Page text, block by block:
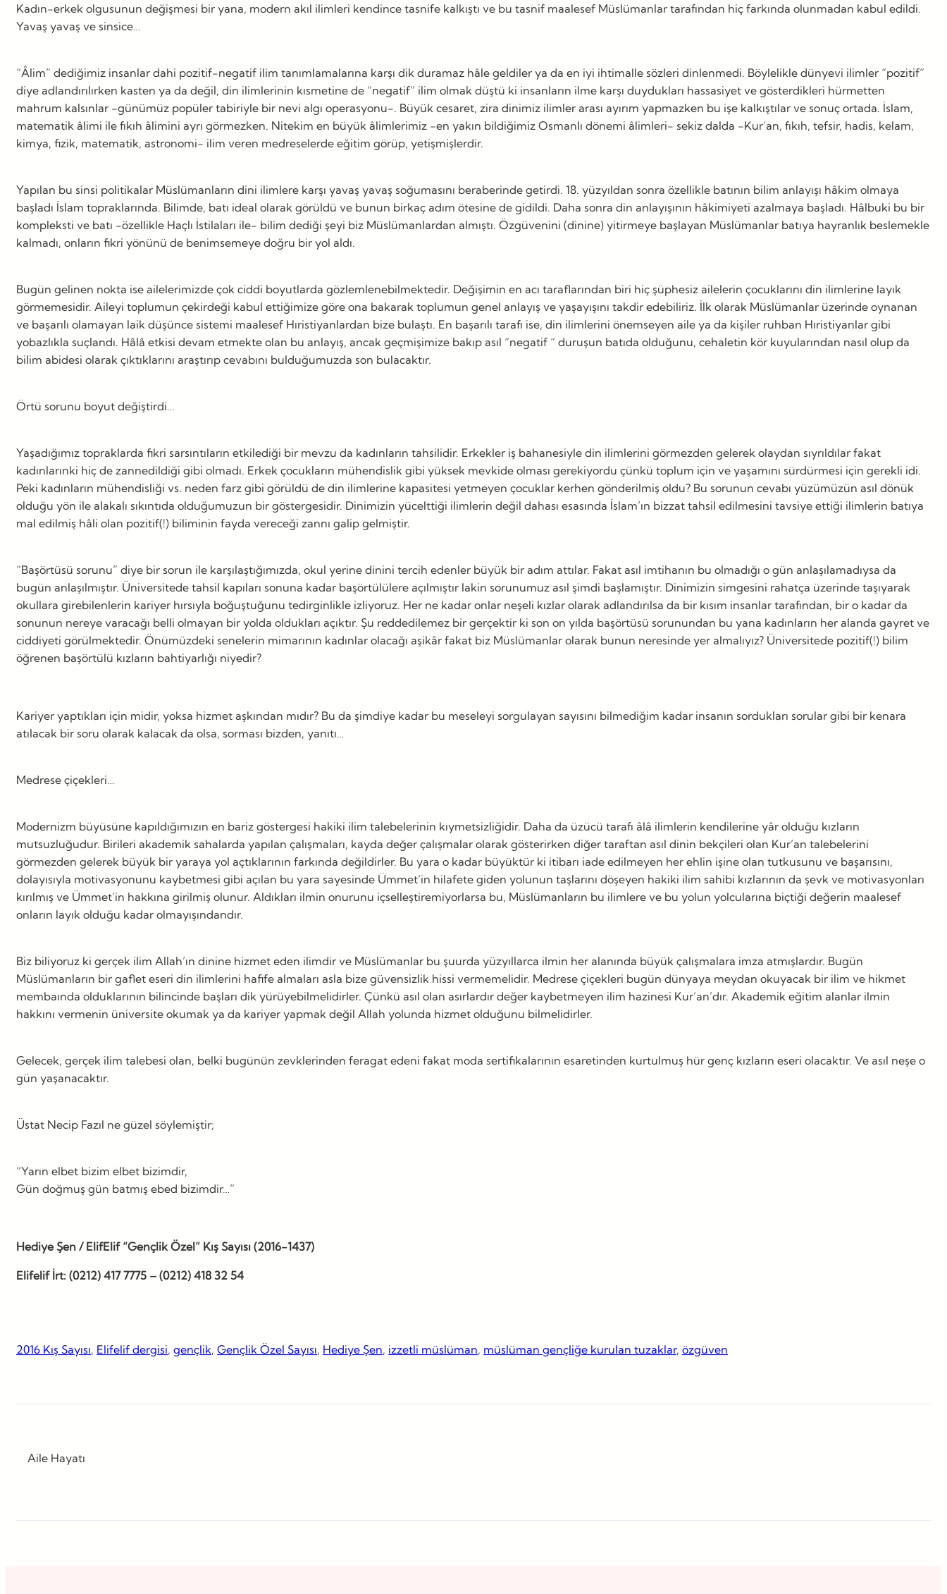
Kadın-erkek olgusunun değişmesi bir yana, modern akıl ilimleri kendince tasnife kalkıştı ve bu tasnif maalesef Müslümanlar tarafından hiç farkında olunmadan kabul edildi.
Yavaş yavaş ve sinsice…
“Âlim” dediğimiz insanlar dahi pozitif-negatif ilim tanımlamalarına karşı dik duramaz hâle geldiler ya da en iyi ihtimalle sözleri dinlenmedi. Böylelikle dünyevi ilimler “pozitif”
diye adlandırılırken kasten ya da değil, din ilimlerinin kısmetine de “negatif” ilim olmak düştü ki insanların ilme karşı duydukları hassasiyet ve gösterdikleri hürmetten
mahrum kalsınlar -günümüz popüler tabiriyle bir nevi algı operasyonu-. Büyük cesaret, zira dinimiz ilimler arası ayırım yapmazken bu işe kalkıştılar ve sonuç ortada. İslam,
matematik âlimi ile fıkıh âlimini ayrı görmezken. Nitekim en büyük âlimlerimiz -en yakın bildiğimiz Osmanlı dönemi âlimleri- sekiz dalda -Kur’an, fıkıh, tefsir, hadis, kelam,
kimya, fizik, matematik, astronomi- ilim veren medreselerde eğitim görüp, yetişmişlerdir.
Yapılan bu sinsi politikalar Müslümanların dini ilimlere karşı yavaş yavaş soğumasını beraberinde getirdi. 18. yüzyıldan sonra özellikle batının bilim anlayışı hâkim olmaya
başladı İslam topraklarında. Bilimde, batı ideal olarak görüldü ve bunun birkaç adım ötesine de gidildi. Daha sonra din anlayışının hâkimiyeti azalmaya başladı. Hâlbuki bu bir
kompleksti ve batı -özellikle Haçlı İstilaları ile- bilim dediği şeyi biz Müslümanlardan almıştı. Özgüvenini (dinine) yitirmeye başlayan Müslümanlar batıya hayranlık beslemekle
kalmadı, onların fikri yönünü de benimsemeye doğru bir yol aldı.
Bugün gelinen nokta ise ailelerimizde çok ciddi boyutlarda gözlemlenebilmektedir. Değişimin en acı taraflarından biri hiç şüphesiz ailelerin çocuklarını din ilimlerine layık
görmemesidir. Aileyi toplumun çekirdeği kabul ettiğimize göre ona bakarak toplumun genel anlayış ve yaşayışını takdir edebiliriz. İlk olarak Müslümanlar üzerinde oynanan
ve başarılı olamayan laik düşünce sistemi maalesef Hıristiyanlardan bize bulaştı. En başarılı tarafı ise, din ilimlerini önemseyen aile ya da kişiler ruhban Hıristiyanlar gibi
yobazlıkla suçlandı. Hâlâ etkisi devam etmekte olan bu anlayış, ancak geçmişimize bakıp asıl “negatif “ duruşun batıda olduğunu, cehaletin kör kuyularından nasıl olup da
bilim abidesi olarak çıktıklarını araştırıp cevabını bulduğumuzda son bulacaktır.
Örtü sorunu boyut değiştirdi…
Yaşadığımız topraklarda fikri sarsıntıların etkilediği bir mevzu da kadınların tahsilidir. Erkekler iş bahanesiyle din ilimlerini görmezden gelerek olaydan sıyrıldılar fakat
kadınlarınki hiç de zannedildiği gibi olmadı. Erkek çocukların mühendislik gibi yüksek mevkide olması gerekiyordu çünkü toplum için ve yaşamını sürdürmesi için gerekli idi.
Peki kadınların mühendisliği vs. neden farz gibi görüldü de din ilimlerine kapasitesi yetmeyen çocuklar kerhen gönderilmiş oldu? Bu sorunun cevabı yüzümüzün asıl dönük
olduğu yön ile alakalı sıkıntıda olduğumuzun bir göstergesidir. Dinimizin yücelttiği ilimlerin değil dahası esasında İslam’ın bizzat tahsil edilmesini tavsiye ettiği ilimlerin batıya
mal edilmiş hâli olan pozitif(!) biliminin fayda vereceği zannı galip gelmiştir.
“Başörtüsü sorunu” diye bir sorun ile karşılaştığımızda, okul yerine dinini tercih edenler büyük bir adım attılar. Fakat asıl imtihanın bu olmadığı o gün anlaşılamadıysa da
bugün anlaşılmıştır. Üniversitede tahsil kapıları sonuna kadar başörtülülere açılmıştır lakin sorunumuz asıl şimdi başlamıştır. Dinimizin simgesini rahatça üzerinde taşıyarak
okullara girebilenlerin kariyer hırsıyla boğuştuğunu tedirginlikle izliyoruz. Her ne kadar onlar neşeli kızlar olarak adlandırılsa da bir kısım insanlar tarafından, bir o kadar da
sonunun nereye varacağı belli olmayan bir yolda oldukları açıktır. Şu reddedilemez bir gerçektir ki son on yılda başörtüsü sorunundan bu yana kadınların her alanda gayret ve
ciddiyeti görülmektedir. Önümüzdeki senelerin mimarının kadınlar olacağı aşikâr fakat biz Müslümanlar olarak bunun neresinde yer almalıyız? Üniversitede pozitif(!) bilim
öğrenen başörtülü kızların bahtiyarlığı niyedir?
Kariyer yaptıkları için midir, yoksa hizmet aşkından mıdır? Bu da şimdiye kadar bu meseleyi sorgulayan sayısını bilmediğim kadar insanın sordukları sorular gibi bir kenara
atılacak bir soru olarak kalacak da olsa, sorması bizden, yanıtı…
Medrese çiçekleri…
Modernizm büyüsüne kapıldığımızın en bariz göstergesi hakiki ilim talebelerinin kıymetsizliğidir. Daha da üzücü tarafı âlâ ilimlerin kendilerine yâr olduğu kızların
mutsuzluğudur. Birileri akademik sahalarda yapılan çalışmaları, kayda değer çalışmalar olarak gösterirken diğer taraftan asıl dinin bekçileri olan Kur’an talebelerini
görmezden gelerek büyük bir yaraya yol açtıklarının farkında değildirler. Bu yara o kadar büyüktür ki itibarı iade edilmeyen her ehlin işine olan tutkusunu ve başarısını,
dolayısıyla motivasyonunu kaybetmesi gibi açılan bu yara sayesinde Ümmet’in hilafete giden yolunun taşlarını döşeyen hakiki ilim sahibi kızlarının da şevk ve motivasyonları
kırılmış ve Ümmet’in hakkına girilmiş olunur. Aldıkları ilmin onurunu içselleştiremiyorlarsa bu, Müslümanların bu ilimlere ve bu yolun yolcularına biçtiği değerin maalesef
onların layık olduğu kadar olmayışındandır.
Biz biliyoruz ki gerçek ilim Allah’ın dinine hizmet eden ilimdir ve Müslümanlar bu şuurda yüzyıllarca ilmin her alanında büyük çalışmalara imza atmışlardır. Bugün
Müslümanların bir gaflet eseri din ilimlerini hafife almaları asla bize güvensizlik hissi vermemelidir. Medrese çiçekleri bugün dünyaya meydan okuyacak bir ilim ve hikmet
membaında olduklarının bilincinde başları dik yürüyebilmelidirler. Çünkü asıl olan asırlardır değer kaybetmeyen ilim hazinesi Kur’an’dır. Akademik eğitim alanlar ilmin
hakkını vermenin üniversite okumak ya da kariyer yapmak değil Allah yolunda hizmet olduğunu bilmelidirler.
Gelecek, gerçek ilim talebesi olan, belki bugünün zevklerinden feragat edeni fakat moda sertifikalarının esaretinden kurtulmuş hür genç kızların eseri olacaktır. Ve asıl neşe o
gün yaşanacaktır.
Üstat Necip Fazıl ne güzel söylemiştir;
“Yarın elbet bizim elbet bizimdir,
Gün doğmuş gün batmış ebed bizimdir…”
Hediye Şen / ElifElif “Gençlik Özel” Kış Sayısı (2016-1437)
Elifelif İrt: (0212) 417 7775 – (0212) 418 32 54
2016 Kış Sayısı, Elifelif dergisi, gençlik, Gençlik Özel Sayısı, Hediye Şen, izzetli müslüman, müslüman gençliğe kurulan tuzaklar, özgüven
Aile Hayatı